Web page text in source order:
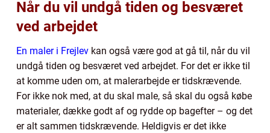
Når du vil undgå tiden og besværet
ved arbejdet
En maler i Frejlev kan også være god at gå til, når du vil
undgå tiden og besværet ved arbejdet. For det er ikke til
at komme uden om, at malerarbejde er tidskrævende.
For ikke nok med, at du skal male, så skal du også købe
materialer, dække godt af og rydde op bagefter – og det
er alt sammen tidskrævende. Heldigvis er det ikke